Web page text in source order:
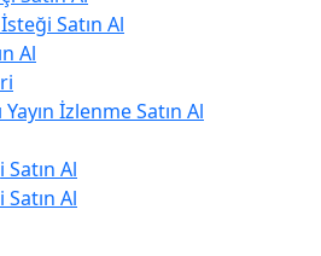
Satın Al
Al
İzlenme Satın Al
Al
Al